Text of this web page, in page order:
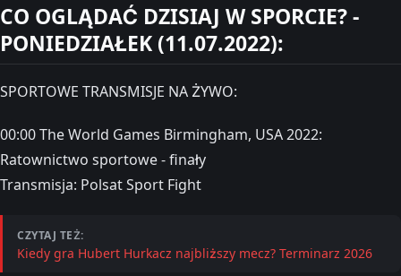
CO OGLĄDAĆ DZISIAJ W SPORCIE? -
PONIEDZIAŁEK (11.07.2022):
SPORTOWE TRANSMISJE NA ŻYWO:
00:00 The World Games Birmingham, USA 2022:
Ratownictwo sportowe - finały
Transmisja: Polsat Sport Fight
CZYTAJ TEŻ:
Kiedy gra Hubert Hurkacz najbliższy mecz? Terminarz 2026